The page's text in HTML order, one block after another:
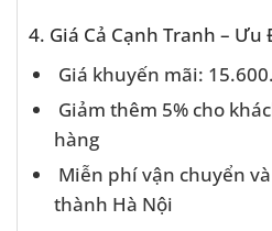
4. Giá Cả Cạnh Tranh – Ưu
Giá khuyến mãi:
Giảm thêm 5% cho
hàng
Miễn phí vận chuyển
thành Hà Nội